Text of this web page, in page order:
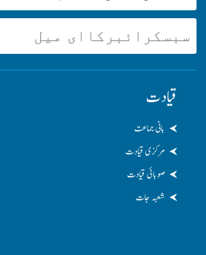
قیادت
بانی جماعت
مرکزی قیادت
صوبائی قیادت
شعبہ جات